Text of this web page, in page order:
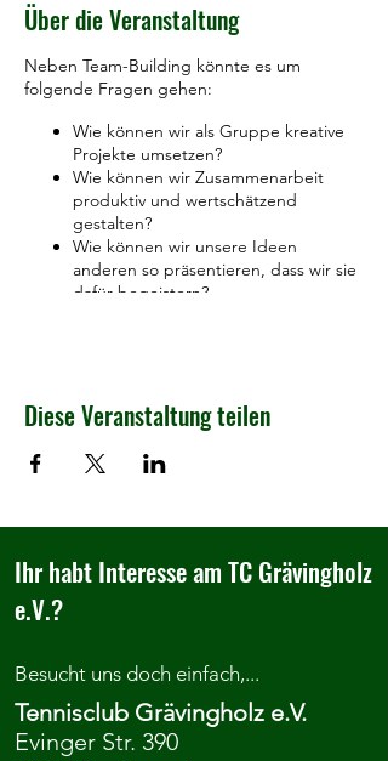
Über die Veranstaltung
Neben Team-Building könnte es um
folgende Fragen gehen:
Wie können wir als Gruppe kreative
Projekte umsetzen?
Wie können wir Zusammenarbeit
produktiv und wertschätzend
gestalten?
Wie können wir unsere Ideen
anderen so präsentieren, dass wir sie
dafür begeistern?
...und ganz besonders geht es darum den
Spaß am Engagement im Ehrenamt und an
der Zusammenarbeit in unserem J-Team zu
fördern und an andere weiterzugeben.
Diese Veranstaltung teilen
Ihr habt Interesse am TC Grävingholz
e.V.?
Besucht uns doch einfach,...
Tennisclub Grävingholz e.V.
Evinger Str. 390